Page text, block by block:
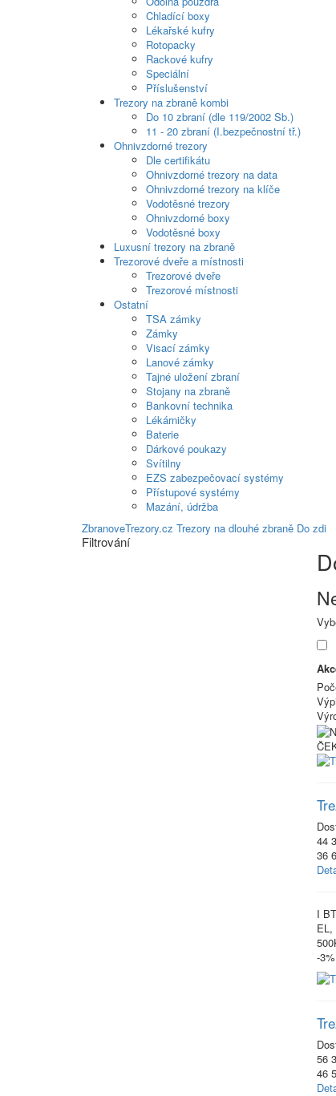
Chladící boxy
Lékařské kufry
Rotopacky
Rackové kufry
Speciální
Příslušenství
Trezory na zbraně kombi
Do 10 zbraní (dle 119/2002 Sb.)
11 - 20 zbraní (I.bezpečnostní tř.)
Ohnivzdorné trezory
Dle certifikátu
Ohnivzdorné trezory na data
Ohnivzdorné trezory na klíče
Vodotěsné trezory
Ohnivzdorné boxy
Vodotěsné boxy
Luxusní trezory na zbraně
Trezorové dveře a místnosti
Trezorové dveře
Trezorové místnosti
Ostatní
TSA zámky
Zámky
Visací zámky
Lanové zámky
Tajné uložení zbraní
Stojany na zbraně
Bankovní technika
Lékárničky
Baterie
Dárkové poukazy
Svítilny
EZS zabezpečovací systémy
Přístupové systémy
Mazání, údržba
ZbranoveTrezory.cz Trezory na dlouhé zbraně Do zdi
Filtrování
44
36
I BT
EL,
-3%
56
46